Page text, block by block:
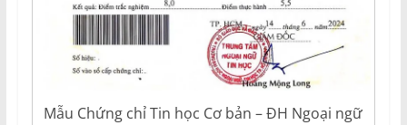
Mẫu Chứng chỉ Tin học Cơ bản – ĐH Ngoại ngữ